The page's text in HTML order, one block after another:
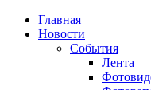
Главная
Новости
События
Лента